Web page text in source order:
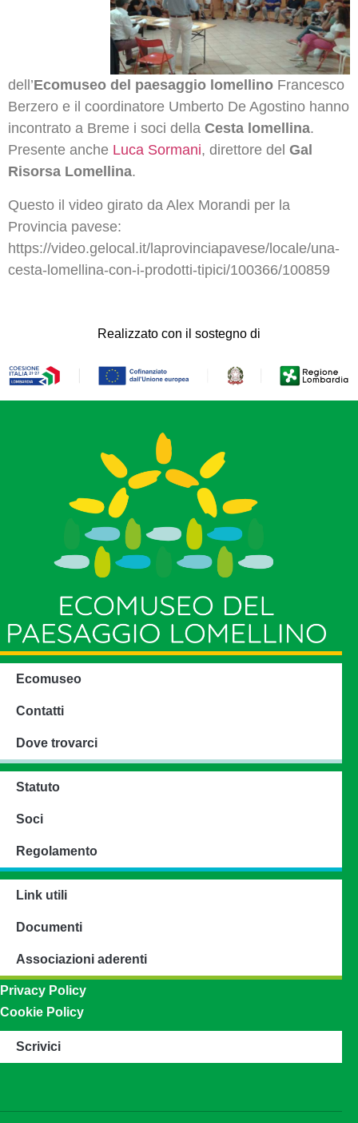
dell’Ecomuseo del paesaggio lomellino Francesco
Berzero e il coordinatore Umberto De Agostino hanno
incontrato a Breme i soci della Cesta lomellina.
Presente anche Luca Sormani, direttore del Gal
Risorsa Lomellina.
Questo il video girato da Alex Morandi per la
Provincia pavese:
https://video.gelocal.it/laprovinciapavese/locale/una-
cesta-lomellina-con-i-prodotti-tipici/100366/100859
Realizzato con il sostegno di
Ecomuseo
Contatti
Dove trovarci
Statuto
Soci
Regolamento
Link utili
Documenti
Associazioni aderenti
Privacy Policy
Cookie Policy
Scrivici